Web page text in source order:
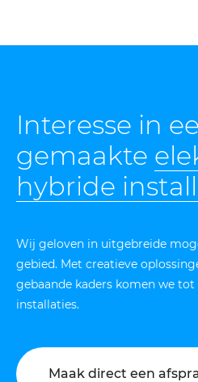
Interesse in
gemaakte
hybride
Wij geloven in uitgebreide
gebied. Met creatieve
gebaande kaders komen we
installaties.
Maak direct een